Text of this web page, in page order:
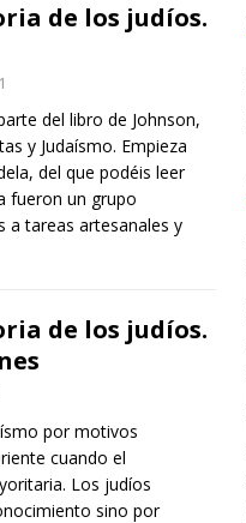
de los judíos.
1
del libro de Johnson,
y Judaísmo. Empieza
del que podéis leer
fueron un grupo
a tareas artesanales y
de los judíos.
por motivos
cuando el
Los judíos
sino por